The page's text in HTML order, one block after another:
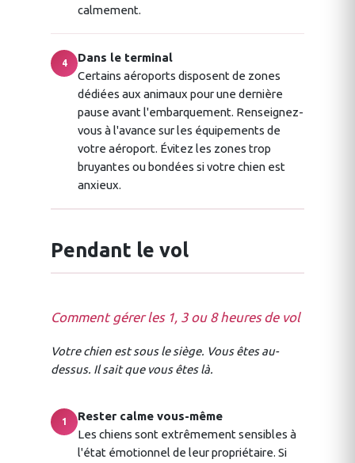
calmement.
4
Dans le terminal
Certains aéroports disposent de zones
dédiées aux animaux pour une dernière
pause avant l'embarquement. Renseignez-
vous à l'avance sur les équipements de
votre aéroport. Évitez les zones trop
bruyantes ou bondées si votre chien est
anxieux.
Pendant le vol
Comment gérer les 1, 3 ou 8 heures de vol
Votre chien est sous le siège. Vous êtes au-
dessus. Il sait que vous êtes là.
1
Rester calme vous-même
Les chiens sont extrêmement sensibles à
l'état émotionnel de leur propriétaire. Si